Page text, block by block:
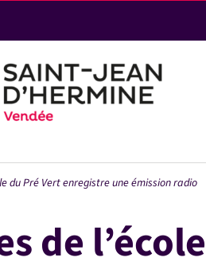
du Pré Vert enregistre une émission radio
de